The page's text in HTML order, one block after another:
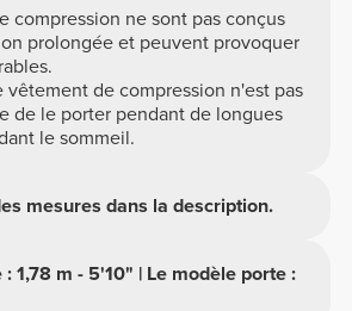
compression ne sont pas conçus
prolongée et peuvent provoquer
vêtement de compression n'est pas
de le porter pendant de longues
le sommeil.
mesures dans la description.
1,78 m - 5'10" | Le modèle porte :